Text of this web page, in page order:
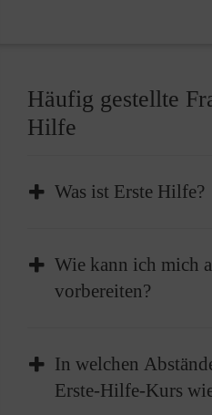
Häufig gestellte
Hilfe
Was ist Erste Hilfe?
Erste Hilfe ist die
vorübergehende Hilfe,
erhalten oder bis
Hilfe eintrifft.
Wie kann ich mich
vorbereiten?
Absolvieren Sie einen
frischen diesen im
In welchen
Erste-Hilfe-Kurs